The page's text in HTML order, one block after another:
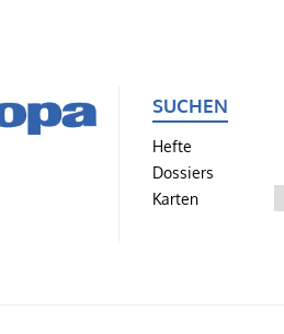
SUCHEN
Hefte
Dossiers
Karten